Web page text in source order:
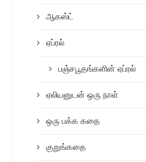
ஆகஸ்ட்
ஏப்ரல்
பஞ்சபூதங்களின் ஏப்ரல்
ஏலியனுடன் ஒரு நாள்
ஒரு பக்க கதை
குறுங்கதை